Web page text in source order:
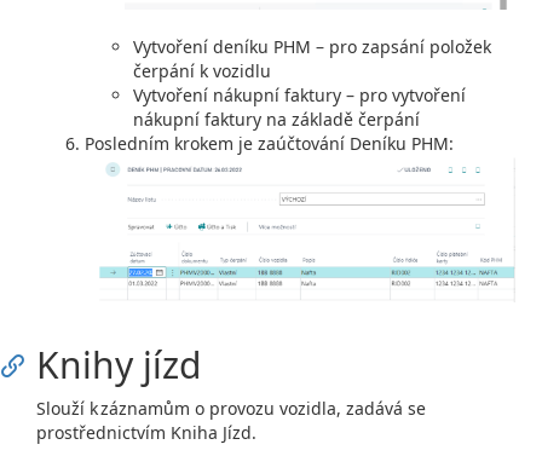
Vytvoření deníku PHM – pro zapsání položek
čerpání k vozidlu
Vytvoření nákupní faktury – pro vytvoření
nákupní faktury na základě čerpání
Posledním krokem je zaúčtování Deníku PHM:
Knihy jízd
Slouží k záznamům o provozu vozidla, zadává se
prostřednictvím Kniha Jízd.